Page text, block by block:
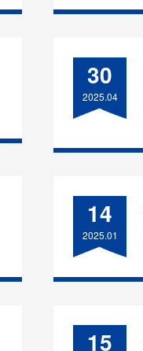
30
2025.04
14
2025.01
15